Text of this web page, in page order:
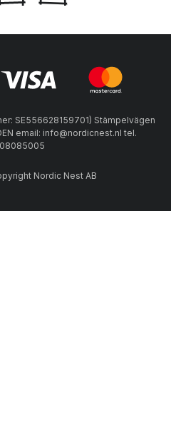
SE556628159701) Stämpelvägen
email: info@nordicnest.nl tel.
Nordic Nest AB